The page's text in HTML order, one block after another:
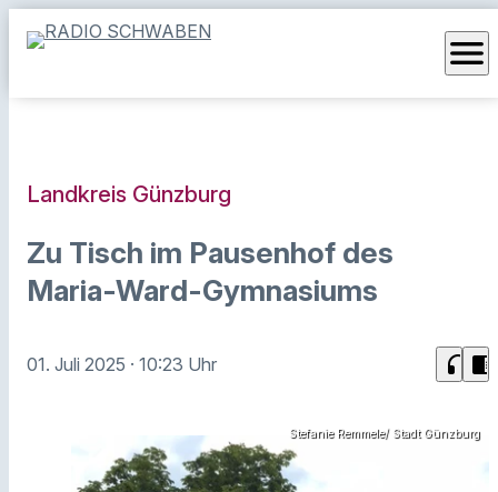
menu
Landkreis Günzburg
Zu Tisch im Pausenhof des
Maria-Ward-Gymnasiums
01. Juli 2025 · 10:23 Uhr headphones chrome_reader_mode
Stefanie Remmele/ Stadt Günzburg